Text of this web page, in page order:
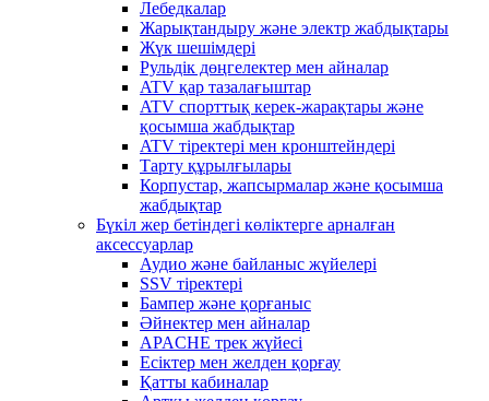
Лебедкалар
Жарықтандыру және электр жабдықтары
Жүк шешімдері
Рульдік дөңгелектер мен айналар
ATV қар тазалағыштар
ATV спорттық керек-жарақтары және
қосымша жабдықтар
ATV тіректері мен кронштейндері
Тарту құрылғылары
Корпустар, жапсырмалар және қосымша
жабдықтар
Бүкіл жер бетіндегі көліктерге арналған
аксессуарлар
Аудио және байланыс жүйелері
SSV тіректері
Бампер және қорғаныс
Әйнектер мен айналар
APACHE трек жүйесі
Есіктер мен желден қорғау
Қатты кабиналар